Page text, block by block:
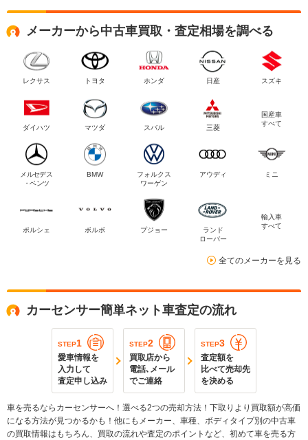
メーカーから中古車買取・査定相場を調べる
レクサス トヨタ ホンダ 日産 スズキ
ダイハツ マツダ スバル 三菱
国産車
すべて
メルセデス
・ベンツ
BMW
フォルクス
ワーゲン
アウディ ミニ
ポルシェ ボルボ プジョー
ランド
ローバー
輸入車
すべて
全てのメーカーを見る
カーセンサー簡単ネット車査定の流れ
STEP1
愛車情報を
入力して
査定申し込み
STEP2
買取店から
電話､メール
でご連絡
STEP3
査定額を
比べて売却先
を決める
車を売るならカーセンサーへ！選べる2つの売却方法！下取りより買取額が高価
になる方法が見つかるかも！他にもメーカー、車種、ボディタイプ別の中古車
の買取情報はもちろん、買取の流れや査定のポイントなど、初めて車を売る方